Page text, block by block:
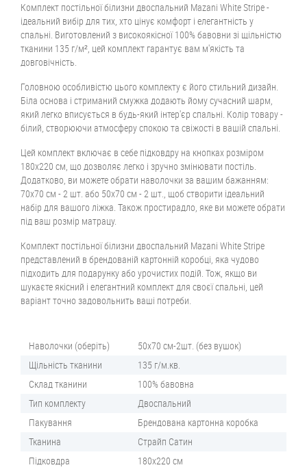
Комплект постільної білизни двоспальний Mazani White Stripe -
ідеальний вибір для тих, хто цінує комфорт і елегантність у
спальні. Виготовлений з високоякісної 100% бавовни зі щільністю
тканини 135 г/м², цей комплект гарантує вам м'якість та
довговічність.
Головною особливістю цього комплекту є його стильний дизайн.
Біла основа і стриманий смужка додають йому сучасний шарм,
який легко вписується в будь-який інтер'єр спальні. Колір товару -
білий, створюючи атмосферу спокою та свіжості в вашій спальні.
Цей комплект включає в себе підковдру на кнопках розміром
180х220 см, що дозволяє легко і зручно змінювати постіль.
Додатково, ви можете обрати наволочки за вашим бажанням:
70х70 см - 2 шт. або 50х70 см - 2 шт., щоб створити ідеальний
набір для вашого ліжка. Також простирадло, яке ви можете обрати
під ваш розмір матрацу.
Комплект постільної білизни двоспальний Mazani White Stripe
представлений в брендованій картонній коробці, яка чудово
підходить для подарунку або урочистих подій. Тож, якщо ви
шукаєте якісний і елегантний комплект для своєї спальні, цей
варіант точно задовольнить ваші потреби.
Наволочки (оберіть)
50х70 см-2шт. (без вушок)
Щільність тканини
135 г/м.кв.
Склад тканини
100% бавовна
Тип комплекту
Двоспальний
Пакування
Брендована картонна коробка
Тканина
Страйп Сатин
Підковдра
180х220 см